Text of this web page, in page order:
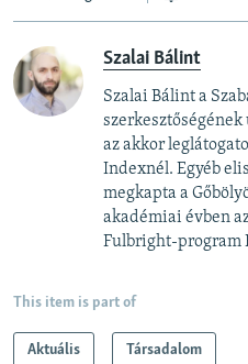
Szalai Bálint
Szalai Bálint a
az akkor
Indexnél. Egyéb
megkapta a
akadémiai évben
Fulbright-program
This item is part of
Aktuális Társadalom